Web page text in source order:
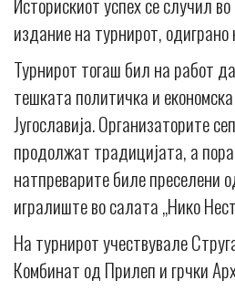
издание на турнирот,
Турнирот тогаш бил на работ
тешката политичка и
Југославија. Организаторите
продолжат традицијата, а
натпреварите биле преселени
игралиште во салата „Нико
На турнирот учествувале
Комбинат од Прилеп и грчки